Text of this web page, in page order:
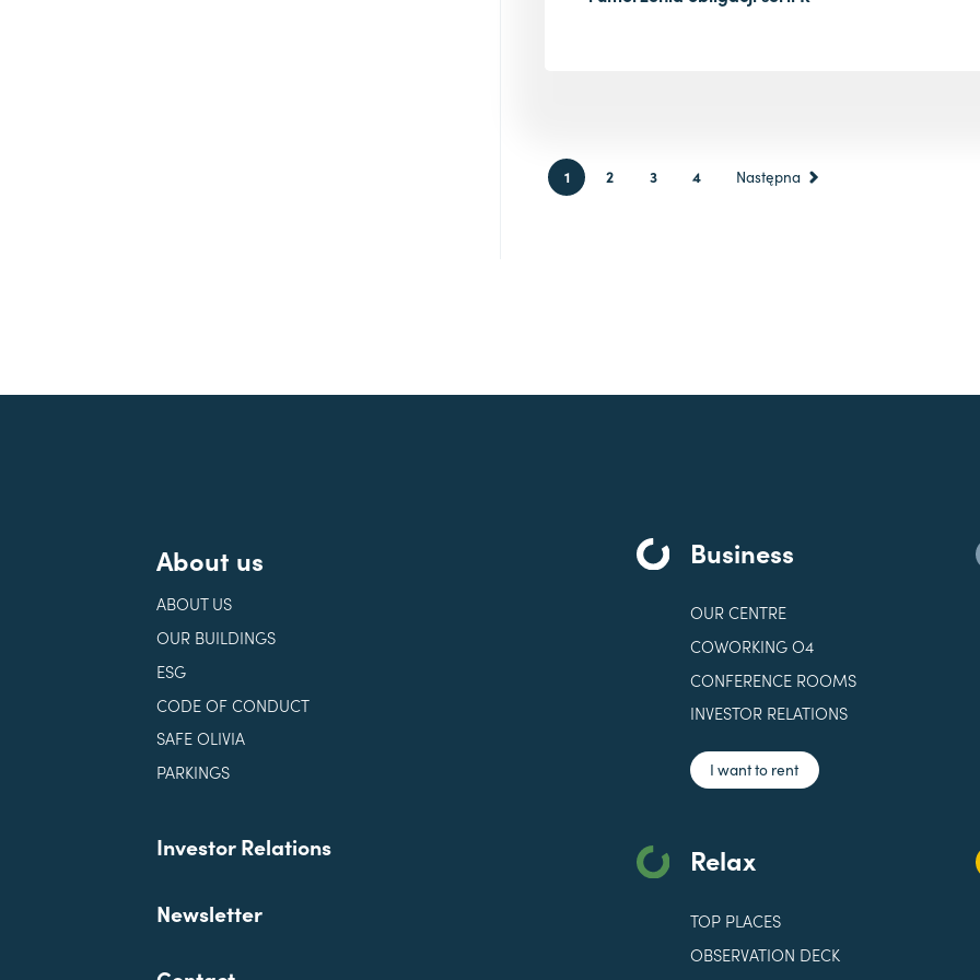
1 2 3 4 Następna
About us
ABOUT US
OUR BUILDINGS
ESG
CODE OF CONDUCT
SAFE OLIVIA
PARKINGS
Investor Relations
Newsletter
Business
OUR CENTRE
COWORKING O4
CONFERENCE ROOMS
INVESTOR RELATIONS
I want to rent
Relax
TOP PLACES
OBSERVATION DECK